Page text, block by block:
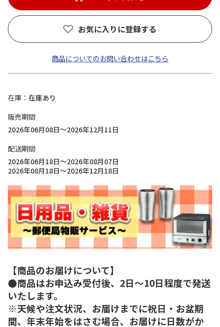
お気に入りに登録する
商品についてのお問い合わせはこちら
在庫
在庫あり
販売期間
2026年06月08日～2026年12月11日
配送期間
2026年06月18日～2026年08月07日
2026年08月18日～2026年12月18日
【商品のお届けについて】
●商品はお申込み受付後、2日～10日程度で発送
いたします。
※天候や注文状況、お届けまでに祝日・お盆期
間、年末年始をはさむ場合、お届けに日数がか